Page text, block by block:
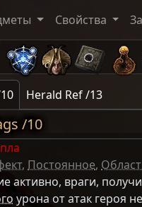
Свойства
Herald Ref /13
/10
, Постоянное,
активно, враги,
урона от атак героя не